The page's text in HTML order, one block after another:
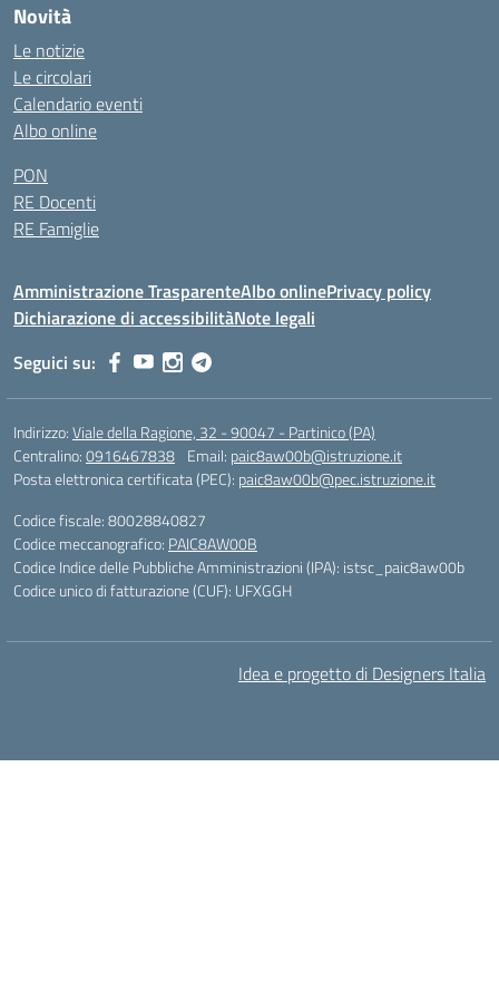
Novità
Le notizie
Le circolari
Calendario eventi
Albo online
PON
RE Docenti
RE Famiglie
Amministrazione TrasparenteAlbo onlinePrivacy policy
Dichiarazione di accessibilitàNote legali
Seguici su:
Indirizzo:Viale della Ragione, 32 - 90047 - Partinico (PA)
Centralino:0916467838 Email: paic8aw00b@istruzione.it
Posta elettronica certificata (PEC): paic8aw00b@pec.istruzione.it
Codice fiscale: 80028840827
Codice meccanografico: PAIC8AW00B
Codice Indice delle Pubbliche Amministrazioni (IPA): istsc_paic8aw00b
Codice unico di fatturazione (CUF): UFXGGH
Idea e progetto di Designers Italia